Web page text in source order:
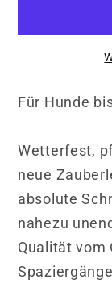
Für Hunde
Wetterfest,
neue
absolute
nahezu
Qualität vom